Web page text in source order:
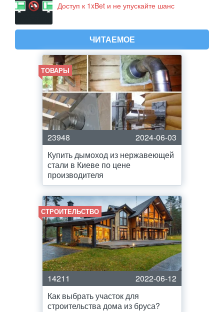
Доступ к 1xBet и не упускайте шанс
ЧИТАЕМОЕ
ТОВАРЫ
23948
2024-06-03
Купить дымоход из нержавеющей
стали в Киеве по цене
производителя
СТРОИТЕЛЬСТВО
14211
2022-06-12
Как выбрать участок для
строительства дома из бруса?